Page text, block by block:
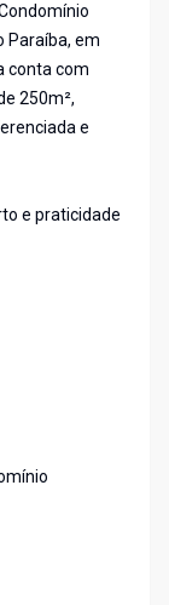
Paraíba, em
conta com
250m²,
e
e praticidade